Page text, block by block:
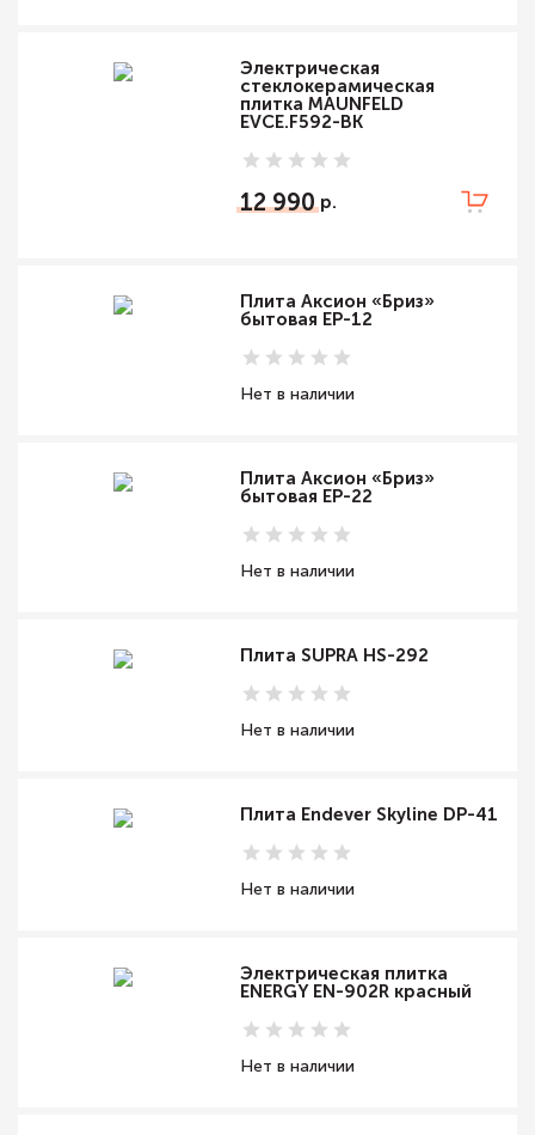
Электрическая
стеклокерамическая
плитка MAUNFELD
EVCE.F592-BK
12 990
Плита Аксион «Бриз»
бытовая ЕР-12
Нет в наличии
Плита Аксион «Бриз»
бытовая ЕР-22
Нет в наличии
Плита SUPRA HS-292
Нет в наличии
Плита Endever Skyline DP-41
Нет в наличии
Электрическая плитка
ENERGY EN-902R красный
Нет в наличии